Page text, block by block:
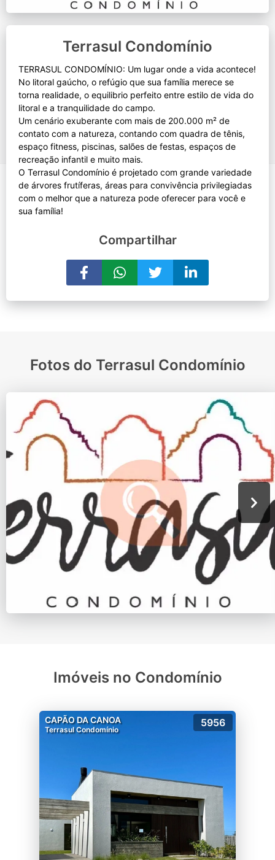
Terrasul Condomínio
TERRASUL CONDOMÍNIO: Um lugar onde a vida acontece!
No litoral gaúcho, o refúgio que sua família merece se
torna realidade, o equilibrio perfeito entre estilo de vida do
litoral e a tranquilidade do campo.
Um cenário exuberante com mais de 200.000 m² de
contato com a natureza, contando com quadra de tênis,
espaço fitness, piscinas, salões de festas, espaços de
recreação infantil e muito mais.
O Terrasul Condomínio é projetado com grande variedade
de árvores frutíferas, áreas para convivência privilegiadas
com o melhor que a natureza pode oferecer para você e
Compartilhar
Fotos do Terrasul Condomínio
Imóveis no Condomínio
CAPÃO DA CANOA
Terrasul Condomínio
5956